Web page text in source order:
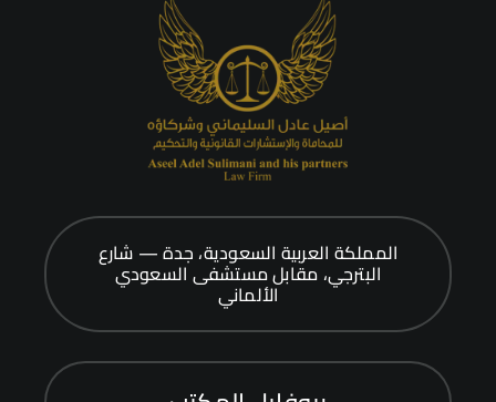
المملكة العربية السعودية، جدة — شارع
البترجي، مقابل مستشفى السعودي
الألماني